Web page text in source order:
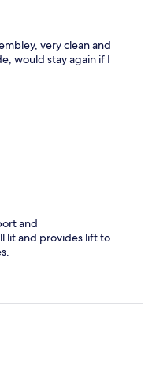
very clean and
would stay again if I
and
lit and provides lift to